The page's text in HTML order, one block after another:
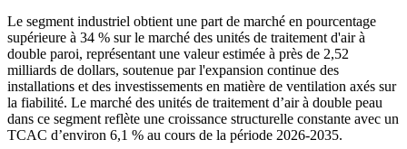
Le segment industriel obtient une part de marché en pourcentage
supérieure à 34 % sur le marché des unités de traitement d'air à
double paroi, représentant une valeur estimée à près de 2,52
milliards de dollars, soutenue par l'expansion continue des
installations et des investissements en matière de ventilation axés sur
la fiabilité. Le marché des unités de traitement d’air à double peau
dans ce segment reflète une croissance structurelle constante avec un
TCAC d’environ 6,1 % au cours de la période 2026-2035.